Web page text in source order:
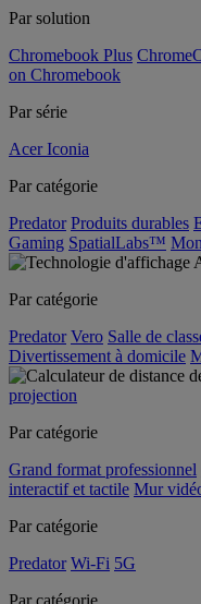
Par solution
Chromebook Plus
on Chromebook
Par série
Acer Iconia
Par catégorie
Predator Produits durables
Gaming SpatialLabs™
Par catégorie
Predator Vero Salle de
Divertissement à domicile
projection
Par catégorie
Grand format professionnel
interactif et tactile Mur
Par catégorie
Predator Wi-Fi 5G
Par catégorie